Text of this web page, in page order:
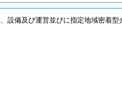
設備及び運営並びに指定地域密着